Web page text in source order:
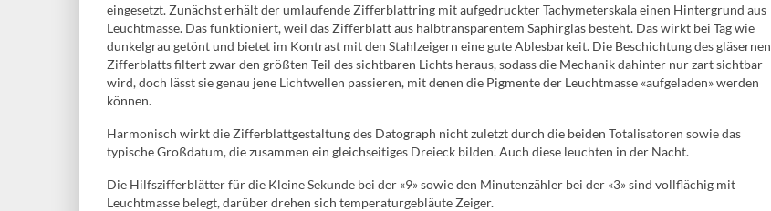
eingesetzt. Zunächst erhält der umlaufende Zifferblattring mit aufgedruckter Tachymeterskala einen Hintergrund aus
Leuchtmasse. Das funktioniert, weil das Zifferblatt aus halbtransparentem Saphirglas besteht. Das wirkt bei Tag wie
dunkelgrau getönt und bietet im Kontrast mit den Stahlzeigern eine gute Ablesbarkeit. Die Beschichtung des gläsernen
Zifferblatts filtert zwar den größten Teil des sichtbaren Lichts heraus, sodass die Mechanik dahinter nur zart sichtbar
wird, doch lässt sie genau jene Lichtwellen passieren, mit denen die Pigmente der Leuchtmasse «aufgeladen» werden
können.
Harmonisch wirkt die Zifferblattgestaltung des Datograph nicht zuletzt durch die beiden Totalisatoren sowie das
typische Großdatum, die zusammen ein gleichseitiges Dreieck bilden. Auch diese leuchten in der Nacht.
Die Hilfszifferblätter für die Kleine Sekunde bei der «9» sowie den Minutenzähler bei der «3» sind vollflächig mit
Leuchtmasse belegt, darüber drehen sich temperaturgebläute Zeiger.